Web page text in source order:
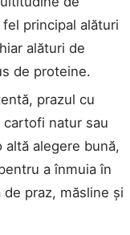
principal alături
alături de
de proteine.
prazul cu
natur sau
altă alegere bună,
a înmuia în
praz, măsline și